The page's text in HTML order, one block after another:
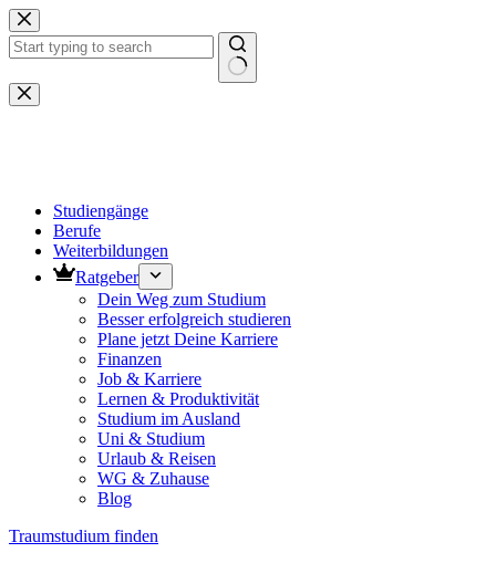
Zum
Inhalt
springen
Keine
Ergebnisse
Studiengänge
Berufe
Weiterbildungen
Ratgeber
Dein Weg zum Studium
Besser erfolgreich studieren
Plane jetzt Deine Karriere
Finanzen
Job & Karriere
Lernen & Produktivität
Studium im Ausland
Uni & Studium
Urlaub & Reisen
WG & Zuhause
Blog
Traumstudium finden